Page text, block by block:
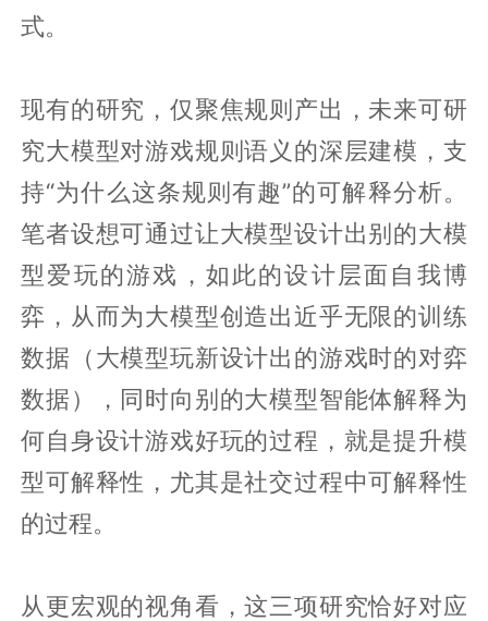
式。
现有的研究，仅聚焦规则产出，未来可研
究大模型对游戏规则语义的深层建模，支
持“为什么这条规则有趣”的可解释分析。
笔者设想可通过让大模型设计出别的大模
型爱玩的游戏，如此的设计层面自我博
弈，从而为大模型创造出近乎无限的训练
数据（大模型玩新设计出的游戏时的对弈
数据），同时向别的大模型智能体解释为
何自身设计游戏好玩的过程，就是提升模
型可解释性，尤其是社交过程中可解释性
的过程。
从更宏观的视角看，这三项研究恰好对应